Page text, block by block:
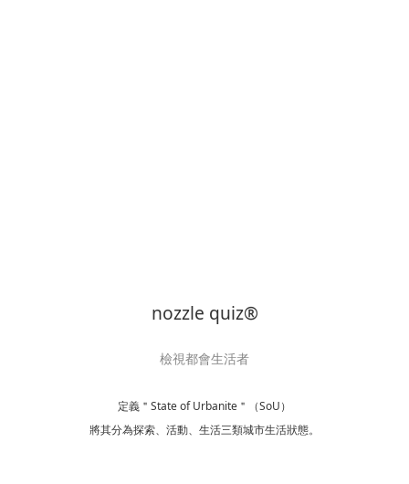
nozzle quiz®
檢視都會生活者
定義＂State of Urbanite＂（SoU）
將其分為探索、活動、生活三類城市生活狀態。